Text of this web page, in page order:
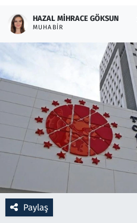
HAZAL MIHRACE GÖKSUN
MUHABIR
Paylaş
Ramazan
Resmi İlanlar
Sağlık
Savunma Sanayi
Seçim 2023
Spor